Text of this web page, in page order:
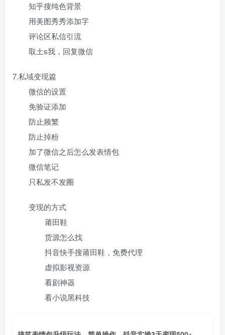
知乎搜纯色背景
用美图秀秀添加字
评论区私信引流
取土s我，回复微信
7.私域变现篇
微信的设置
免验证添加
防止频繁
防止掉粉
加了微信之后怎么发表情包
微信笔记
只私发不发圈
变现的方式
莆田鞋
货源怎么找
抖音快手搜莆田鞋，免费代理
虚拟影视资源
看剧神器
看小说黑科技